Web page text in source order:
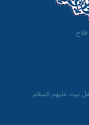
بیت علیهم السلام